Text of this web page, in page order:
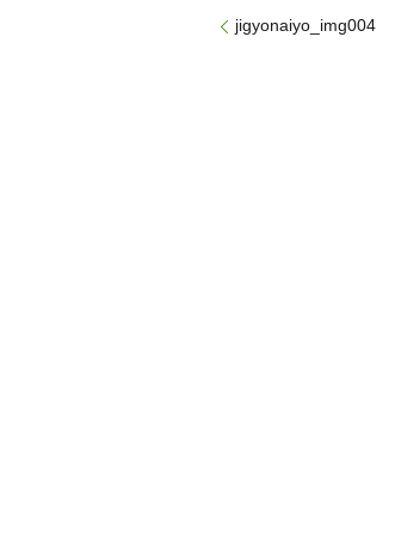
jigyonaiyo_img004